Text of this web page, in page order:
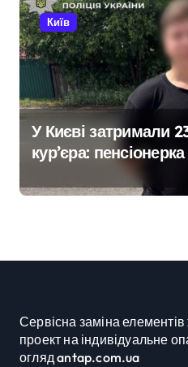
Київ
У Києві затримали
кур’єра:
$18 тисяч через
полковника СБУ
Сервісна заміна
проект на індивідуальне
огляд antap.com.ua